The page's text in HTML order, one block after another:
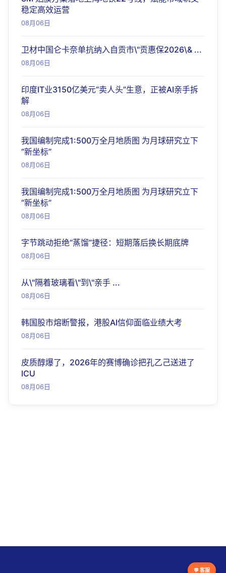
稳定高效运营
08月06日
卫材中国仑卡奈单抗纳入自贡市\"贡惠保2026\& ...
08月06日
印度IT业3150亿美元“卖人头”生意，正被AI亲手拆
解
08月06日
我国编制完成1:500万全月地质图 为月球研究立下
“新坐标”
08月06日
我国编制完成1:500万全月地质图 为月球研究立下
“新坐标”
08月06日
字节跳动拒绝“蒸馏”捷径：短期落后换长期底牌
08月06日
从\"隔着玻璃看\"到\"亲手 ...
08月06日
韩国股市熔断警报，港股AI信仰面临业绩大考
08月06日
皮质醇爆了，2026年的赛博确诊把孔乙己送进了
ICU
08月06日
💬 客服